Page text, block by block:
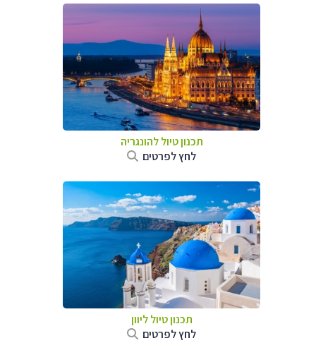
תכנון טיול להונגריה
לחץ לפרטים
תכנון טיול ליוון
לחץ לפרטים